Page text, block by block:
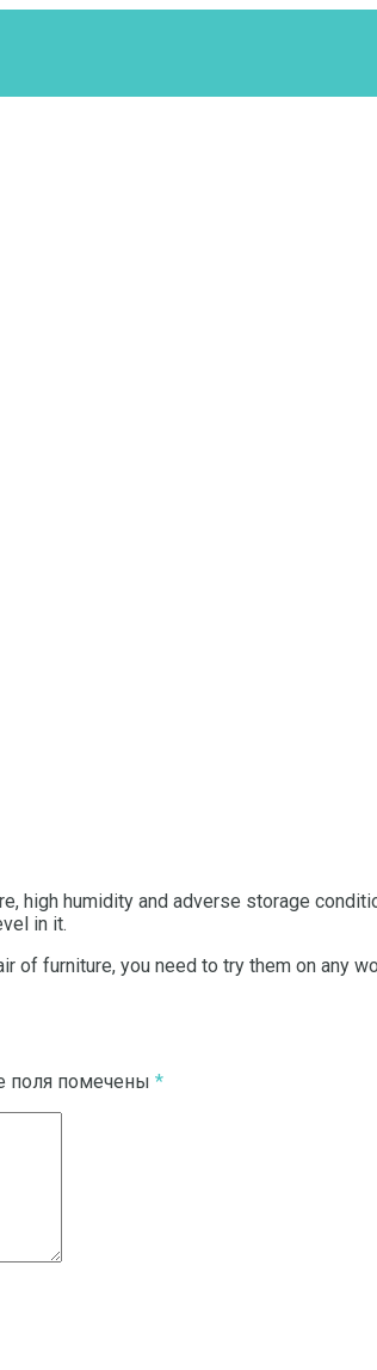
high humidity and adverse storage
in it.
of furniture, you need to try them on any
поля помечены *